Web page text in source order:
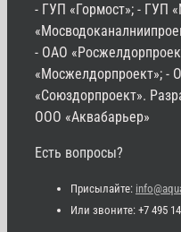
- ГУП «Гормост»; - ГУП
- ОАО
«Мосжелдорпроект»; -
«Союздорпроект».
ООО «Аквабарьер»
Есть вопросы?
Присылайте:
Или звоните: +7 495